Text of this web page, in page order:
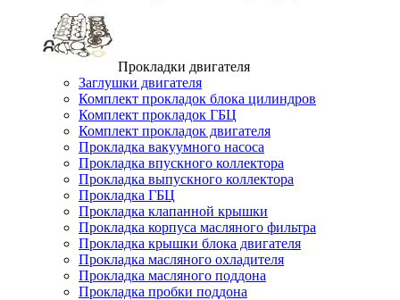
Прокладки двигателя
Заглушки двигателя
Комплект прокладок блока цилиндров
Комплект прокладок ГБЦ
Комплект прокладок двигателя
Прокладка вакуумного насоса
Прокладка впускного коллектора
Прокладка выпускного коллектора
Прокладка ГБЦ
Прокладка клапанной крышки
Прокладка корпуса масляного фильтра
Прокладка крышки блока двигателя
Прокладка масляного охладителя
Прокладка масляного поддона
Прокладка пробки поддона